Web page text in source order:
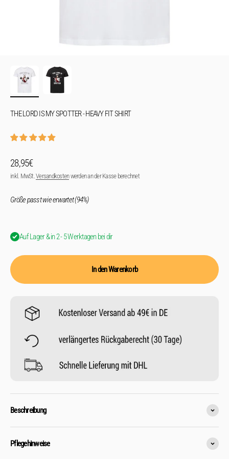
THE LORD IS MY SPOTTER - HEAVY FIT SHIRT
Angebot
28,95€
inkl. MwSt.Versandkostenwerden an der Kasse berechnet
Größe passt wie erwartet (94%)
Auf Lager & in 2 - 5 Werktagen bei dir
In den Warenkorb
Beschreibung
Pflegehinweise